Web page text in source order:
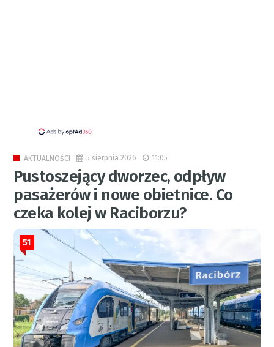
AKTUALNOŚCI 5 sierpnia 2026 11:05
Pustoszejący dworzec, odpływ
pasażerów i nowe obietnice. Co
czeka kolej w Raciborzu?
51